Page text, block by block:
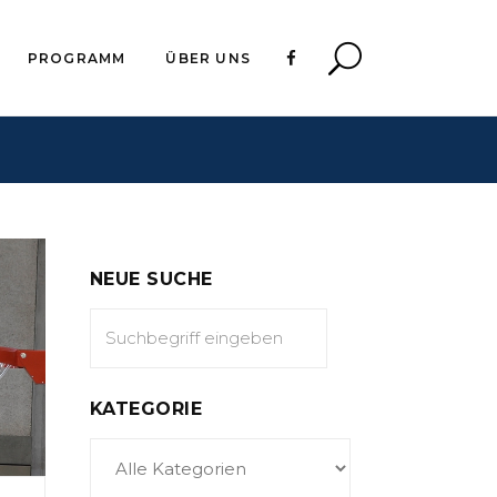
PROGRAMM ÜBER UNS
NEUE SUCHE
KATEGORIE